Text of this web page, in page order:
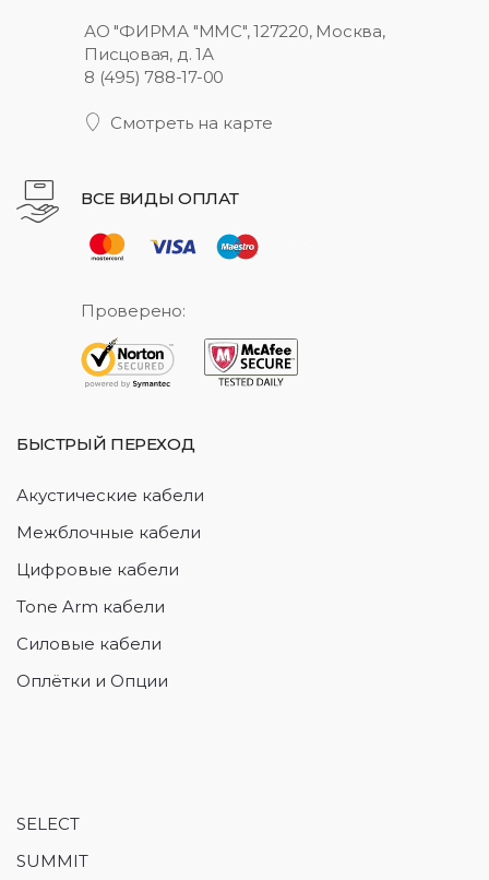
АО "ФИРМА "ММС", 127220, Москва,
Писцовая, д. 1А
8 (495) 788-17-00
Смотреть на карте
ВСЕ ВИДЫ ОПЛАТ
Проверено:
БЫСТРЫЙ ПЕРЕХОД
Акустические кабели
Межблочные кабели
Цифровые кабели
Tone Arm кабели
Силовые кабели
Оплётки и Опции
SELECT
SUMMIT